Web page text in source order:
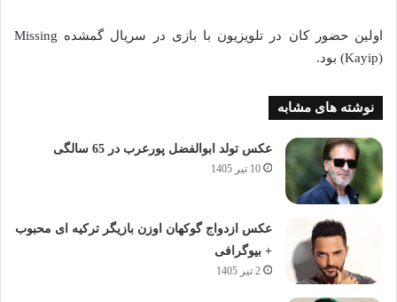
اولین حضور کان در تلویزیون با بازی در سریال گمشده Missing
(Kayip) بود.
نوشته های مشابه
عکس تولد ابوالفضل پورعرب در 65 سالگی
10 تیر 1405
عکس ازدواج گوکهان اوزن بازیگر ترکیه ای محبوب
+ بیوگرافی
2 تیر 1405